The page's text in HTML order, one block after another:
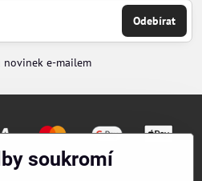
Odebírat
e-mailem
soukromí